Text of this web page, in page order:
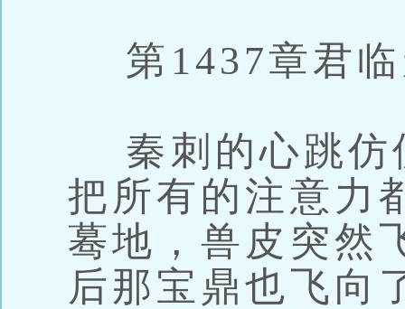
第1437章君临
秦刺的心跳仿
把所有的注意力
蓦地，兽皮突然
后那宝鼎也飞向